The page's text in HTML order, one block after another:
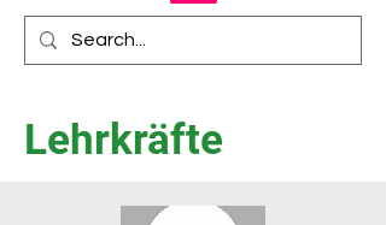
Lehrkräfte